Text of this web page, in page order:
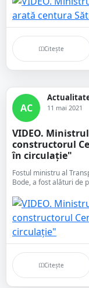
Citește
AC 11 mai 2021
VIDEO.
constructorul
în circulație"
Fostul ministru al
Bode, a fost alături de
Citește